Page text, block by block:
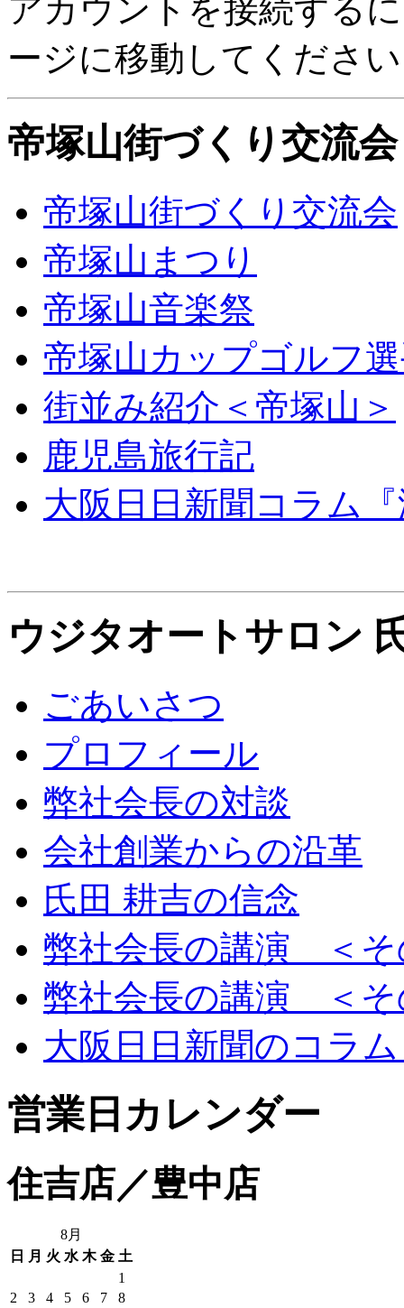
アカウントを接続する
ージに移動してくださ
帝塚山街づくり交流会
帝塚山街づくり交流会
帝塚山まつり
帝塚山音楽祭
帝塚山カップゴルフ
街並み紹介＜帝塚山＞
鹿児島旅行記
大阪日日新聞コラム
ウジタオートサロン
ごあいさつ
プロフィール
弊社会長の対談
会社創業からの沿革
氏田 耕吉の信念
弊社会長の講演 ＜そ
弊社会長の講演 ＜そ
大阪日日新聞のコラ
営業日カレンダー
住吉店／豊中店
8月
日
月 火 水 木 金 土
1
2
3 4 5 6 7
8